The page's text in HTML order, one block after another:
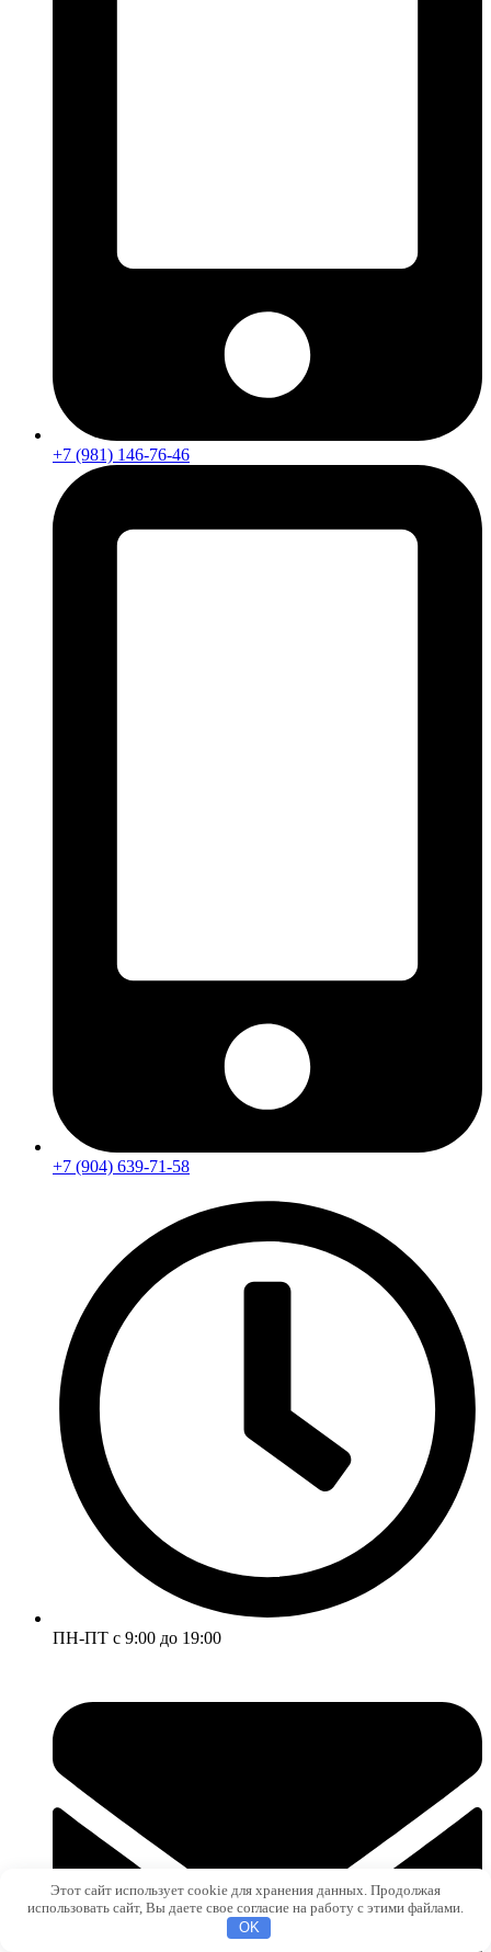
+7 (981) 146-76-46
+7 (904) 639-71-58
ПН-ПТ с 9:00 до 19:00
Этот сайт использует cookie для хранения данных. Продолжая
использовать сайт, Вы даете свое согласие на работу с этими файлами.
OK